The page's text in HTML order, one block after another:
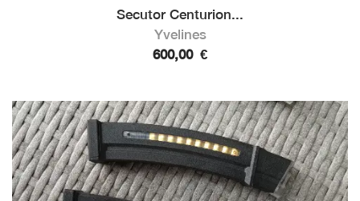
Secutor Centurion...
Yvelines
600,00 €